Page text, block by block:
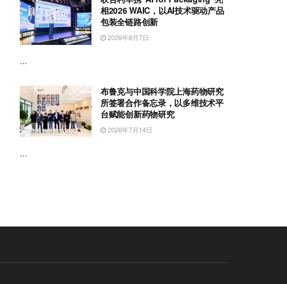
相2026 WAIC，以AI技术驱动产品
包装全链路创新
2026年8月7日
...
布鲁克与中国科学院上海药物研究
所签署合作备忘录，以多维技术平
台赋能创新药物研究
2026年7月14日
...